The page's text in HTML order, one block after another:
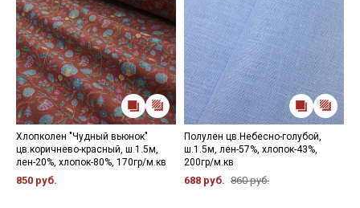
Хлопколен "Чудный вьюнок"
цв.коричнево-красный, ш.1.5м,
лен-20%, хлопок-80%, 170гр/м.кв
850 руб.
Полулен цв.Небесно-голубой,
ш.1.5м, лен-57%, хлопок-43%,
200гр/м.кв
688 руб. 860 руб.